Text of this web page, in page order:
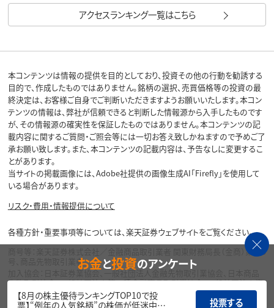
アクセスランキング一覧はこちら
本コンテンツは情報の提供を目的としており、投資その他の行動を勧誘する
目的で、作成したものではありません。銘柄の選択、売買価格等の投資の最
終決定は、お客様ご自身でご判断いただきますようお願いいたします。本コン
テンツの情報は、弊社が信頼できると判断した情報源から入手したものです
が、その情報源の確実性を保証したものではありません。本コンテンツの記
載内容に関するご質問・ご照会等には一切お答え致しかねますので予めご了
承お願い致します。また、本コンテンツの記載内容は、予告なしに変更するこ
とがあります。
当サイトの掲載画像には、Adobe社提供の画像生成AI「Firefly」を使用して
いる場合があります。
リスク・費用・情報提供について
各種方針・重要事項等については、楽天証券ウェブサイトをご覧ください。
商号等：楽天証券株式会社／金融商品取引業者 関東財務局長（金商）第195
号、商品先物取引業者
加入協会：日本証券業協会、一般社団法人金融先物取引業協会、日本商品
先物取引協会、一般社団法人第二種金融商品取引業協会、一般社団法人資
産運用業協会
お金と投資のアンケート
【8月の株主優待ランキングTOP10で投
票】“例年の人気銘柄”の株価が低迷中…
投票する